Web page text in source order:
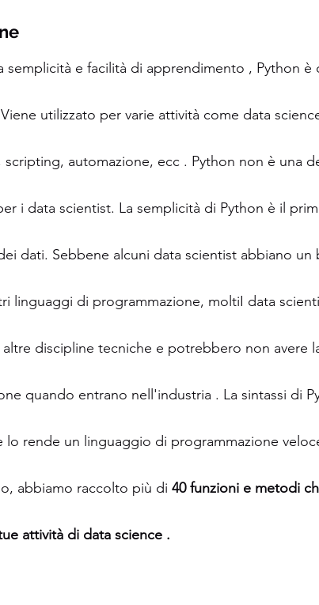
semplicità e facilità di apprendimento , Python
utilizzato per varie attività come data
automazione, ecc . Python non è una
i data scientist. La semplicità di Python è il
dati. Sebbene alcuni data scientist abbiano
linguaggi di programmazione, moltiI data
discipline tecniche e potrebbero non avere
quando entrano nell'industria . La sintassi di
lo rende un linguaggio di programmazione
abbiamo raccolto più di 40 funzioni e metodi
attività di data science .